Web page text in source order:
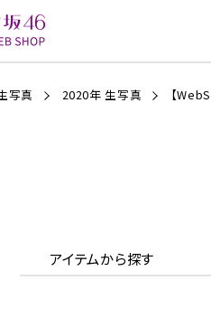
写真 2020年 生写真 【
アイテムから探す